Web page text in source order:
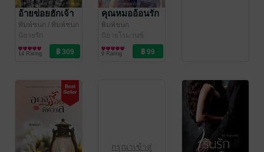
อ้ายข่อยฮักเจ้า
พิมพ์ชนก/ พิมพ์ชนก
นิยายรัก
14 Rating
คุณหมออ้อนรัก
พิมพ์ชนก
นิยายโรมานซ์
9 Rating
กรุณาเข้าสู่